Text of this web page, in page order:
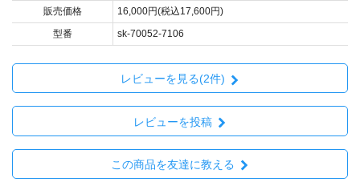
販売価格
16,000円(税込17,600円)
型番
sk-70052-7106
レビューを見る(2件)
レビューを投稿
この商品を友達に教える